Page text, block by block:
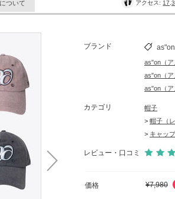
ついて アクセス:
ブランド as"on
as"on（ア
as"on（ア
as"on（ア
カテゴリ
帽子
> 帽子（
> キャップ
レビュー・口コミ
価格 ¥7,980